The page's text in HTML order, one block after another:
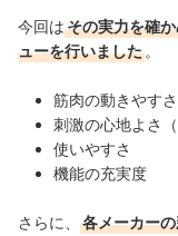
今回はその実力を確
ューを行いました 。
筋肉の動きやすさ
刺激の心地よさ（
使いやすさ
機能の充実度
さらに、
各メーカー